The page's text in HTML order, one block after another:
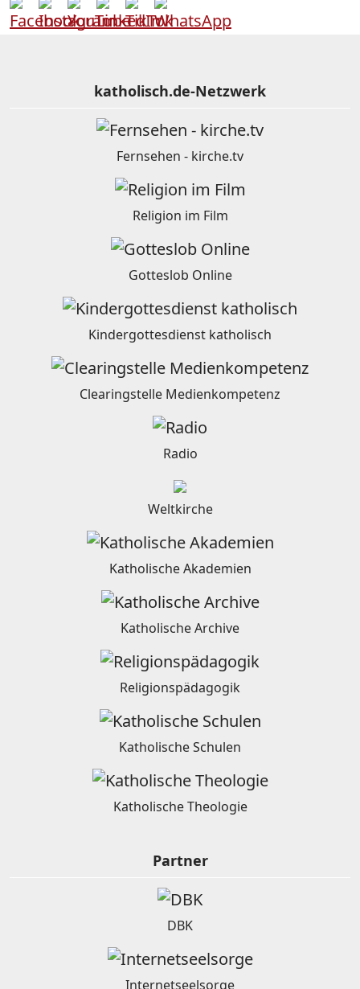
katholisch.de-Netzwerk
Fernsehen - kirche.tv
Religion im Film
Gotteslob Online
Kindergottesdienst katholisch
Clearingstelle Medienkompetenz
Radio
Weltkirche
Katholische Akademien
Katholische Archive
Religionspädagogik
Katholische Schulen
Katholische Theologie
Partner
DBK
Internetseelsorge